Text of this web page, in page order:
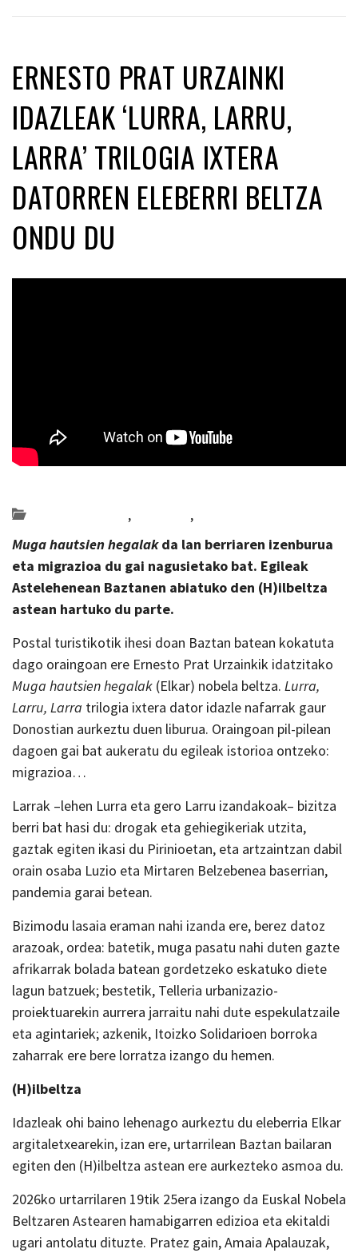
ERNESTO PRAT URZAINKI
IDAZLEAK ‘LURRA, LARRU,
LARRA’ TRILOGIA IXTERA
DATORREN ELEBERRI BELTZA
ONDU DU
, ,
Muga hautsien hegalakda lan berriaren izenburua
eta migrazioa du gai nagusietako bat. Egileak
Astelehenean Baztanen abiatuko den (H)ilbeltza
astean hartuko du parte.
Postal turistikotik ihesi doan Baztan batean kokatuta
dago oraingoan ere Ernesto Prat Urzainkik idatzitako
Muga hautsien hegalak (Elkar) nobela beltza. Lurra,
Larru, Larra trilogia ixtera dator idazle nafarrak gaur
Donostian aurkeztu duen liburua. Oraingoan pil-pilean
dagoen gai bat aukeratu du egileak istorioa ontzeko:
migrazioa…
Larrak –lehen Lurra eta gero Larru izandakoak– bizitza
berri bat hasi du: drogak eta gehiegikeriak utzita,
gaztak egiten ikasi du Pirinioetan, eta artzaintzan dabil
orain osaba Luzio eta Mirtaren Belzebenea baserrian,
pandemia garai betean.
Bizimodu lasaia eraman nahi izanda ere, berez datoz
arazoak, ordea: batetik, muga pasatu nahi duten gazte
afrikarrak bolada batean gordetzeko eskatuko diete
lagun batzuek; bestetik, Telleria urbanizazio-
proiektuarekin aurrera jarraitu nahi dute espekulatzaile
eta agintariek; azkenik, Itoizko Solidarioen borroka
zaharrak ere bere lorratza izango du hemen.
(H)ilbeltza
Idazleak ohi baino lehenago aurkeztu du eleberria Elkar
argitaletxearekin, izan ere, urtarrilean Baztan bailaran
egiten den (H)ilbeltza astean ere aurkezteko asmoa du.
2026ko urtarrilaren 19tik 25era izango da Euskal Nobela
Beltzaren Astearen hamabigarren edizioa eta ekitaldi
ugari antolatu dituzte. Pratez gain, Amaia Apalauzak,